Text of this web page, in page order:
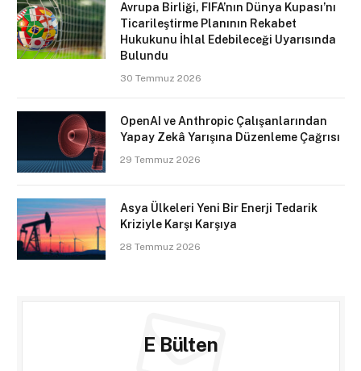
Avrupa Birliği, FIFA’nın Dünya Kupası’nı
Ticarileştirme Planının Rekabet
Hukukunu İhlal Edebileceği Uyarısında
Bulundu
30 Temmuz 2026
OpenAI ve Anthropic Çalışanlarından
Yapay Zekâ Yarışına Düzenleme Çağrısı
29 Temmuz 2026
Asya Ülkeleri Yeni Bir Enerji Tedarik
Kriziyle Karşı Karşıya
28 Temmuz 2026
E Bülten